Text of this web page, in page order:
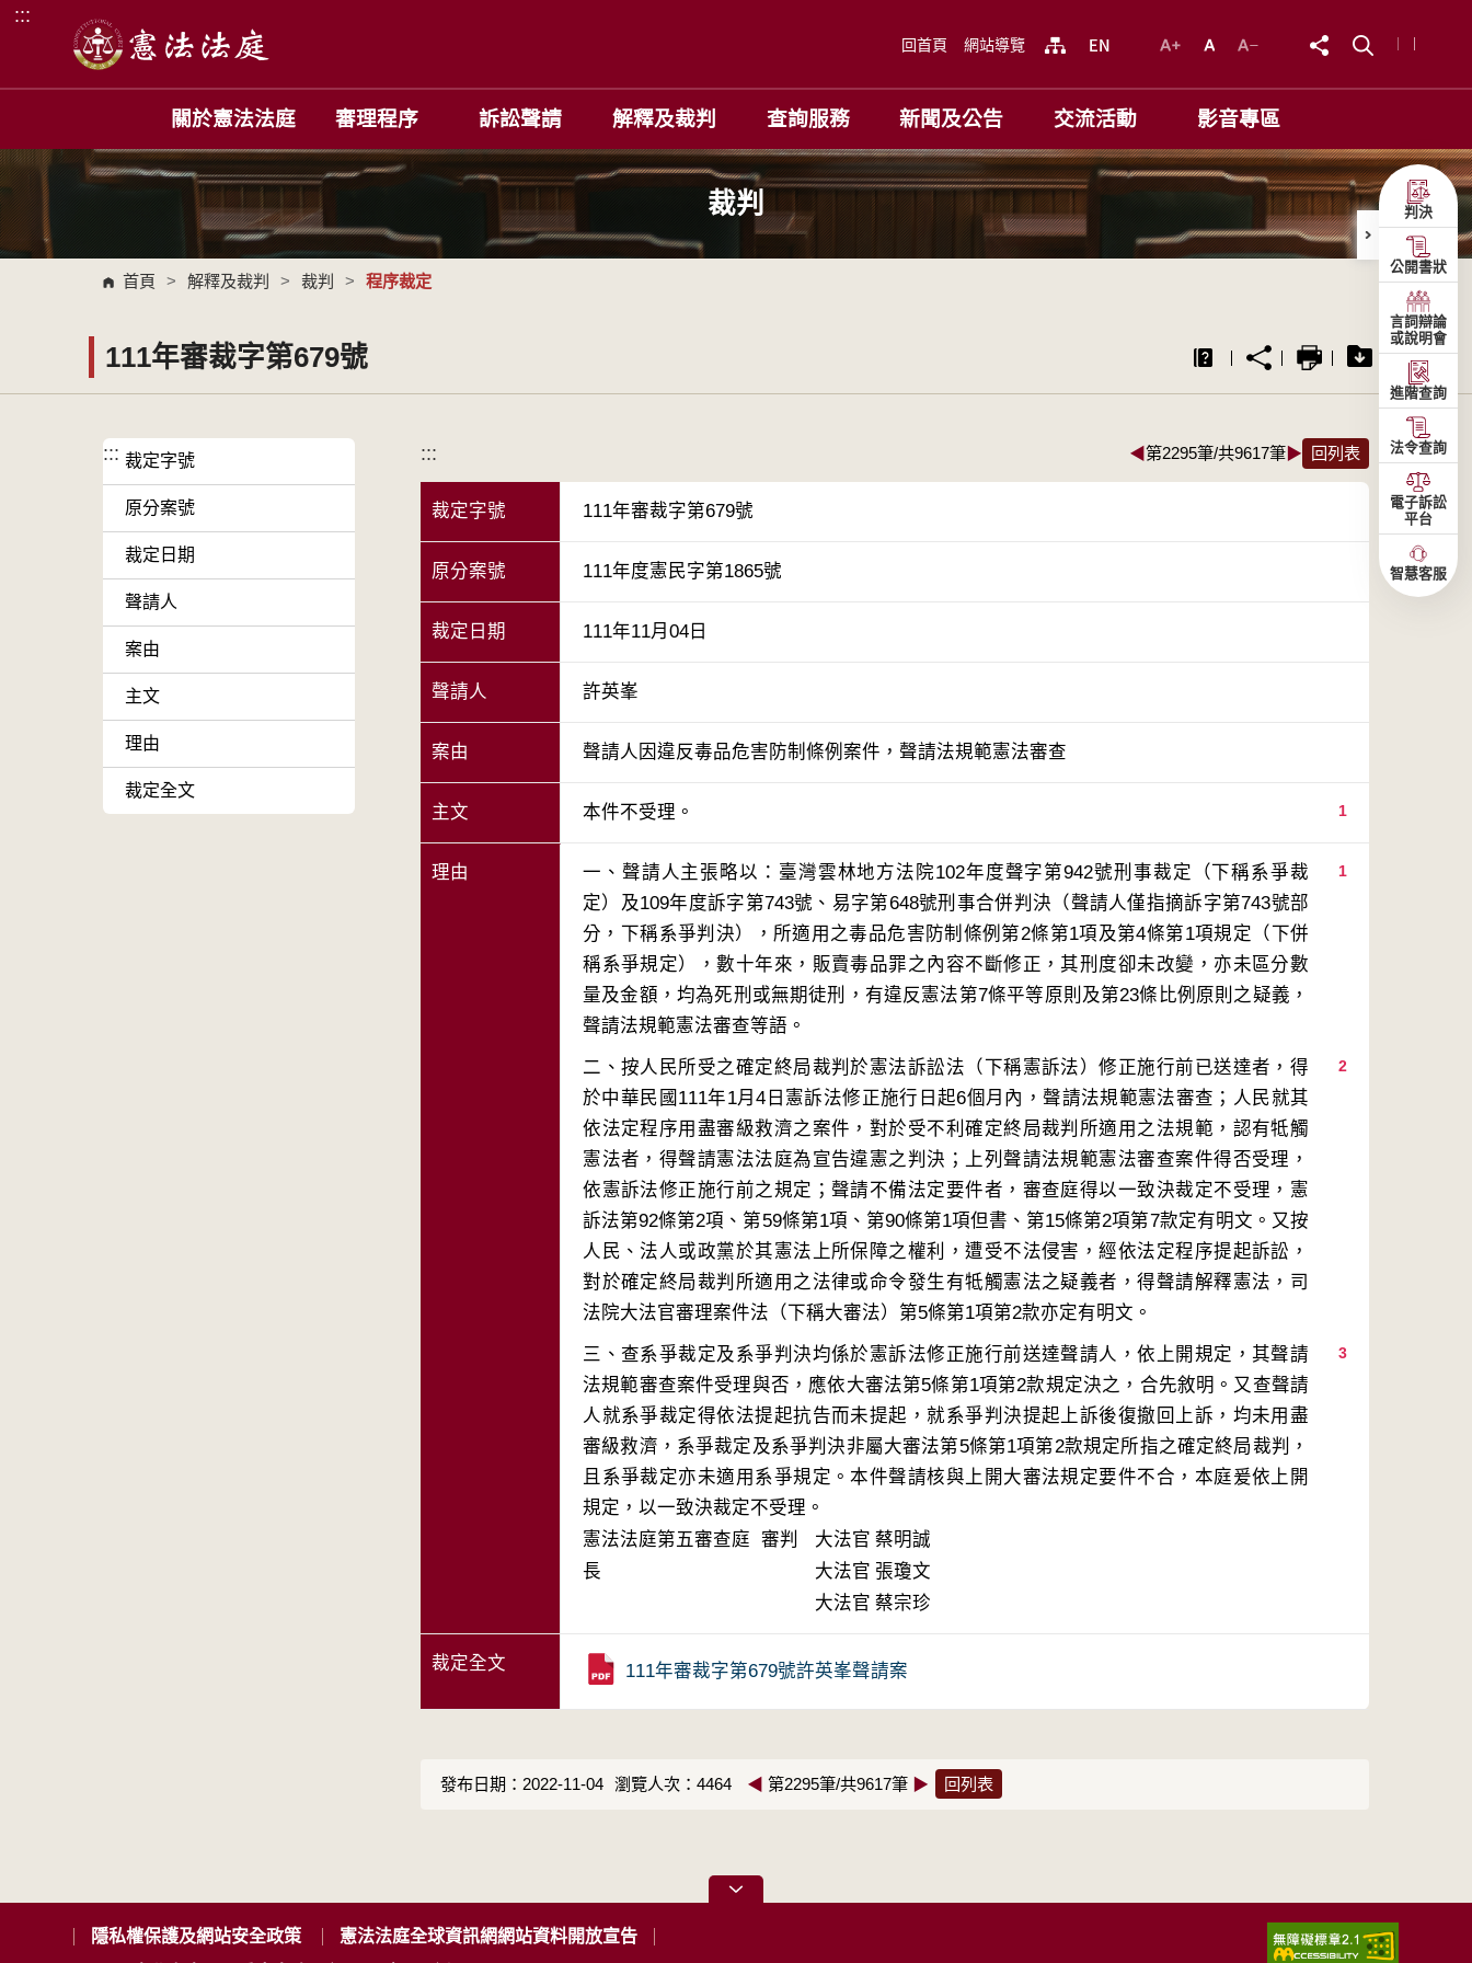
跳到主要內容區塊
:::
回首頁 網站導覽
關於憲法法庭 審理程序 訴訟聲請 解釋及裁判 查詢服務 新聞及公告 交流活動 影音專區
裁判
首頁 > 解釋及裁判 > 裁判 > 程序裁定
111年審裁字第679號
::: 裁定字號
原分案號
裁定日期
聲請人
案由
主文
理由
裁定全文
::: ◀第2295筆/共9617筆▶ 回列表
裁定字號 111年審裁字第679號
原分案號 111年度憲民字第1865號
裁定日期 111年11月04日
聲請人 許英峯
案由 聲請人因違反毒品危害防制條例案件，聲請法規範憲法審查
主文 1
本件不受理。
理由 1
一、聲請人主張略以：臺灣雲林地方法院102年度聲字第942號刑事裁定（下稱系爭裁
定）及109年度訴字第743號、易字第648號刑事合併判決（聲請人僅指摘訴字第743號部
分，下稱系爭判決），所適用之毒品危害防制條例第2條第1項及第4條第1項規定（下併
稱系爭規定），數十年來，販賣毒品罪之內容不斷修正，其刑度卻未改變，亦未區分數
量及金額，均為死刑或無期徒刑，有違反憲法第7條平等原則及第23條比例原則之疑義，
2
二、按人民所受之確定終局裁判於憲法訴訟法（下稱憲訴法）修正施行前已送達者，得
於中華民國111年1月4日憲訴法修正施行日起6個月內，聲請法規範憲法審查；人民就其
依法定程序用盡審級救濟之案件，對於受不利確定終局裁判所適用之法規範，認有牴觸
憲法者，得聲請憲法法庭為宣告違憲之判決；上列聲請法規範憲法審查案件得否受理，
依憲訴法修正施行前之規定；聲請不備法定要件者，審查庭得以一致決裁定不受理，憲
訴法第92條第2項、第59條第1項、第90條第1項但書、第15條第2項第7款定有明文。又按
人民、法人或政黨於其憲法上所保障之權利，遭受不法侵害，經依法定程序提起訴訟，
對於確定終局裁判所適用之法律或命令發生有牴觸憲法之疑義者，得聲請解釋憲法，司
3
三、查系爭裁定及系爭判決均係於憲訴法修正施行前送達聲請人，依上開規定，其聲請
法規範審查案件受理與否，應依大審法第5條第1項第2款規定決之，合先敘明。又查聲請
人就系爭裁定得依法提起抗告而未提起，就系爭判決提起上訴後復撤回上訴，均未用盡
審級救濟，系爭裁定及系爭判決非屬大審法第5條第1項第2款規定所指之確定終局裁判，
且系爭裁定亦未適用系爭規定。本件聲請核與上開大審法規定要件不合，本庭爰依上開
規定，以一致決裁定不受理。
憲法法庭第五審查庭 審判
長
大法官 蔡明誠
大法官 張瓊文
大法官 蔡宗珍
裁定全文 111年審裁字第679號許英峯聲請案
發布日期：2022-11-04 瀏覽人次：4464 ◀ 第2295筆/共9617筆 ▶ 回列表
隱私權保護及網站安全政策 憲法法庭全球資訊網網站資料開放宣告
判決
公開書狀
言詞辯論
或說明會
進階查詢
法令查詢
電子訴訟
平台
智慧客服